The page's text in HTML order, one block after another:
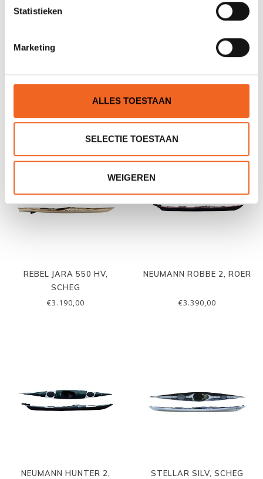
Statistieken
Marketing
ALLES TOESTAAN
SELECTIE TOESTAAN
WEIGEREN
REBEL MASTIF 540 PLUS,
REBEL JARA 530 LV, SCHEG
REBEL JARA 550 HV,
SCHEG
€3.190,00
NEUMANN ROBBE 2, ROER
€3.390,00
NEUMANN HUNTER 2,
STELLAR SILV, SCHEG